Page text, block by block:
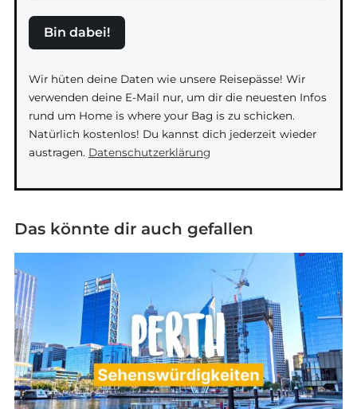
Bin dabei!
Wir hüten deine Daten wie unsere Reisepässe! Wir
verwenden deine E-Mail nur, um dir die neuesten Infos
rund um Home is where your Bag is zu schicken.
Natürlich kostenlos! Du kannst dich jederzeit wieder
austragen. Datenschutzerklärung
Das könnte dir auch gefallen